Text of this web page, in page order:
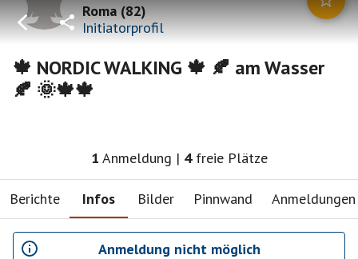
Roma(82)
Initiatorprofil
🍁 NORDIC WALKING 🍁 🍂 am Wasser
🍂 🌞🍁🍁
1 Anmeldung | 4 freie Plätze
Berichte Infos Bilder Pinnwand Anmeldungen
Anmeldung nicht möglich